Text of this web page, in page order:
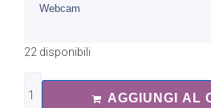
Webcam
22 disponibili
AGGIUNGI AL